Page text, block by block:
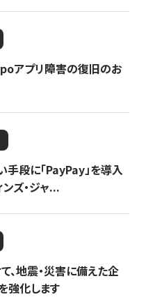
アプリ障害の復旧のお
段に「PayPay」を導入
ズ・ジャ...
、地震・災害に備えた企
強化します